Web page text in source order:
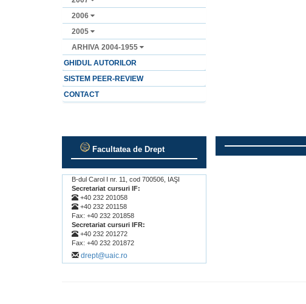
2006
2005
ARHIVA 2004-1955
GHIDUL AUTORILOR
SISTEM PEER-REVIEW
CONTACT
Facultatea de Drept
B-dul Carol I nr. 11, cod 700506, IAŞI
Secretariat cursuri IF:
+40 232 201058
+40 232 201158
Fax: +40 232 201858
Secretariat cursuri IFR:
+40 232 201272
Fax: +40 232 201872
drept@uaic.ro